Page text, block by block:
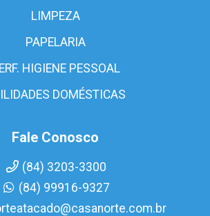
LIMPEZA
PAPELARIA
HIGIENE PESSOAL
DOMÉSTICAS
Fale Conosco
(84) 3203-3300
(84) 99916-9327